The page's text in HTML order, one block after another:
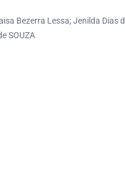
Bezerra Lessa; Jenilda Dias
SOUZA